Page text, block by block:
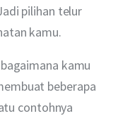
pilihan telur
kamu.
kamu
beberapa
contohnya